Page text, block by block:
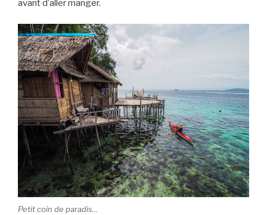
avant d’aller manger.
Petit coin de paradis…